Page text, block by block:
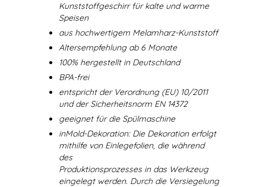
Kunststoffgeschirr für kalte und warme
Speisen
aus hochwertigem Melamharz-Kunststoff
Altersempfehlung ab 6 Monate
100% hergestellt in Deutschland
BPA-frei
entspricht der Verordnung (EU) 10/2011
und der Sicherheitsnorm EN 14372
geeignet für die Spülmaschine
inMold-Dekoration: Die Dekoration erfolgt
mithilfe von Einlegefolien, die während
des
Produktionsprozesses in das Werkzeug
eingelegt werden. Durch die Versiegelung